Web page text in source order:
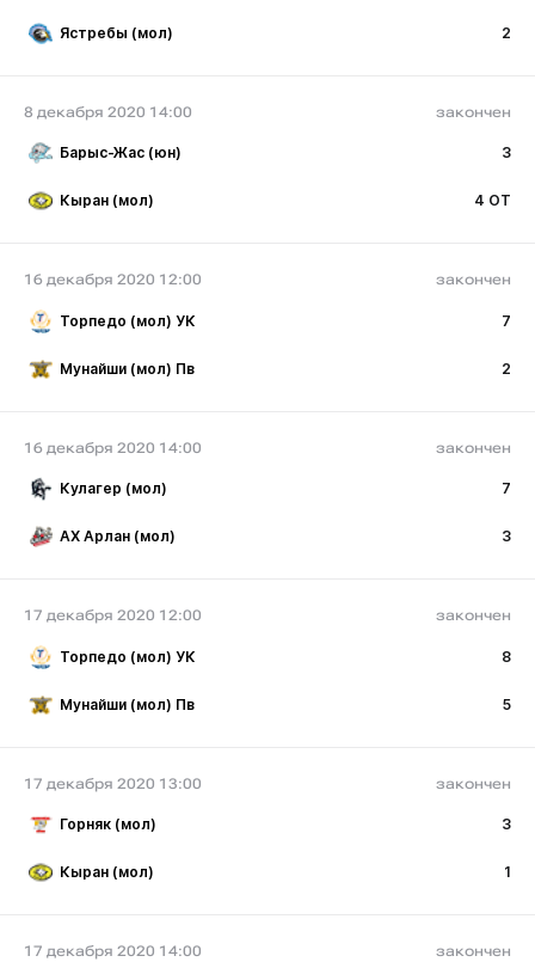
Ястребы (мол) 2
8 декабря 2020 14:00 закончен
Барыс-Жас (юн) 3
Кыран (мол) 4 ОТ
16 декабря 2020 12:00 закончен
Торпедо (мол) УК 7
Мунайши (мол) Пв 2
16 декабря 2020 14:00 закончен
Кулагер (мол) 7
АХ Арлан (мол) 3
17 декабря 2020 12:00 закончен
Торпедо (мол) УК 8
Мунайши (мол) Пв 5
17 декабря 2020 13:00 закончен
Горняк (мол) 3
Кыран (мол) 1
17 декабря 2020 14:00 закончен